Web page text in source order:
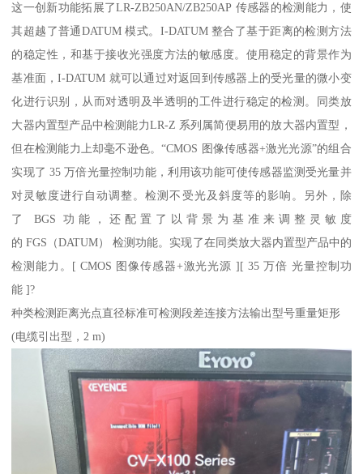
这一创新功能拓展了LR-ZB250AN/ZB250AP 传感器的检测能力，使
其超越了普通DATUM 模式。I-DATUM 整合了基于距离的检测方法
的稳定性，和基于接收光强度方法的敏感度。使用稳定的背景作为
基准面，I-DATUM 就可以通过对返回到传感器上的受光量的微小变
化进行识别，从而对透明及半透明的工件进行稳定的检测。同类放
大器内置型产品中检测能力LR-Z 系列属简便易用的放大器内置型，
但在检测能力上却毫不逊色。“CMOS 图像传感器+激光光源”的组合
实现了 35 万倍光量控制功能，利用该功能可使传感器监测受光量并
对灵敏度进行自动调整。检测不受光及斜度等的影响。另外，除
了 BGS 功能，还配置了以背景为基准来调整灵敏度
的 FGS（DATUM） 检测功能。实现了在同类放大器内置型产品中的
检测能力。[ CMOS 图像传感器+激光光源 ][ 35 万倍 光量控制功
能 ]?
种类检测距离光点直径标准可检测段差连接方法输出型号重量矩形
(电缆引出型，2 m)